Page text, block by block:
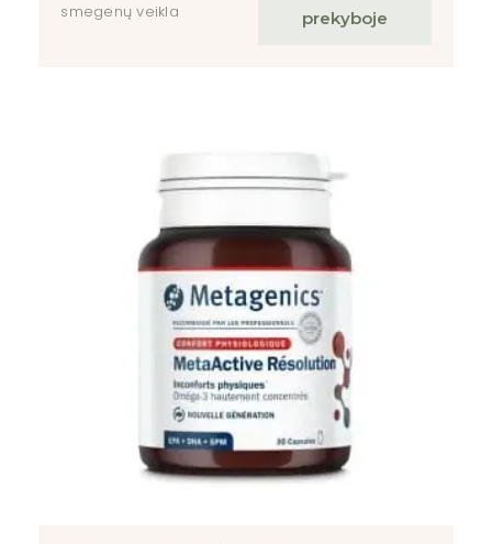
smegenų veikla
prekyboje